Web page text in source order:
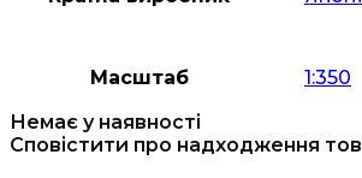
Масштаб
1:350
Немає у наявності
Сповістити про надходження